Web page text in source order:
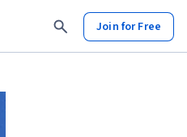
Join for Free